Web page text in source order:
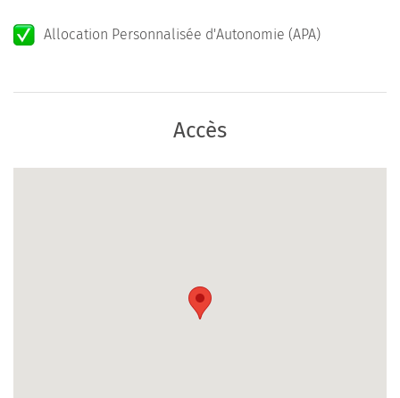
Allocation Personnalisée d'Autonomie (APA)
Accès